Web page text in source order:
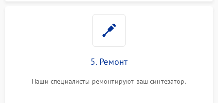
5. Ремонт
Наши специалисты ремонтируют ваш синтезатор.